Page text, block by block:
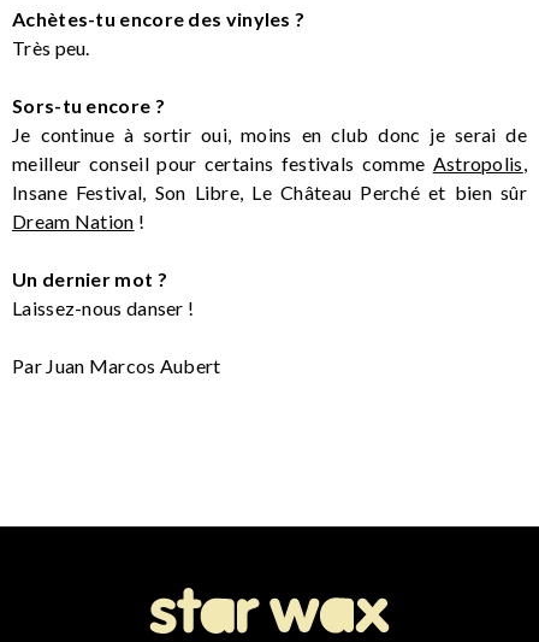
Achètes-tu encore des vinyles ?
Très peu.
Sors-tu encore ?
Je continue à sortir oui, moins en club donc je serai de
meilleur conseil pour certains festivals comme Astropolis,
Insane Festival, Son Libre, Le Château Perché et bien sûr
Dream Nation !
Un dernier mot ?
Laissez-nous danser !
Par Juan Marcos Aubert